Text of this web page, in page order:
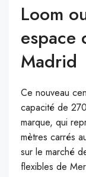
Loom
espace
Madrid
Ce nouveau
capacité de
marque, qui
mètres carrés
sur le marché
flexibles de